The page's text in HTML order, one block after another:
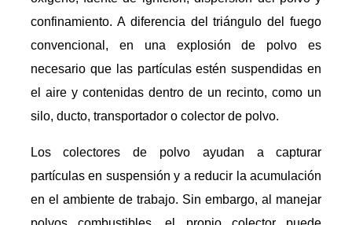
confinamiento. A diferencia del triángulo del fuego
convencional, en una explosión de polvo es
necesario que las partículas estén suspendidas en
el aire y contenidas dentro de un recinto, como un
silo, ducto, transportador o colector de polvo.
Los colectores de polvo ayudan a capturar
partículas en suspensión y a reducir la acumulación
en el ambiente de trabajo. Sin embargo, al manejar